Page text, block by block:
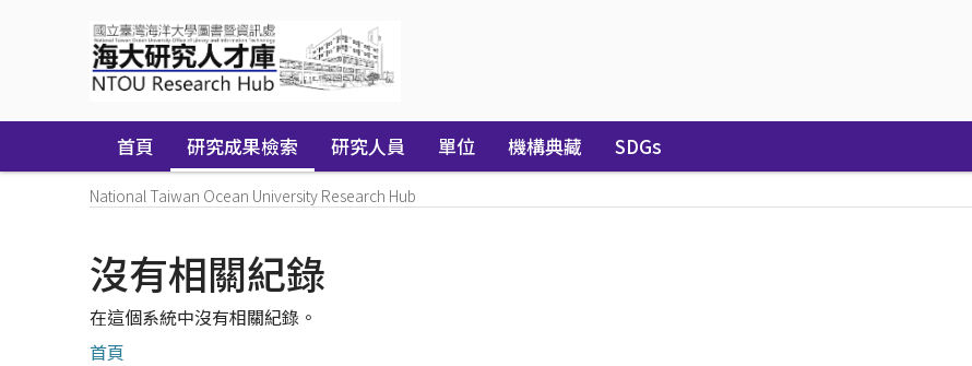
首頁 研究成果檢索 研究人員 單位 機構典藏 SDGs
National Taiwan Ocean University Research Hub
沒有相關紀錄
在這個系統中沒有相關紀錄。
首頁